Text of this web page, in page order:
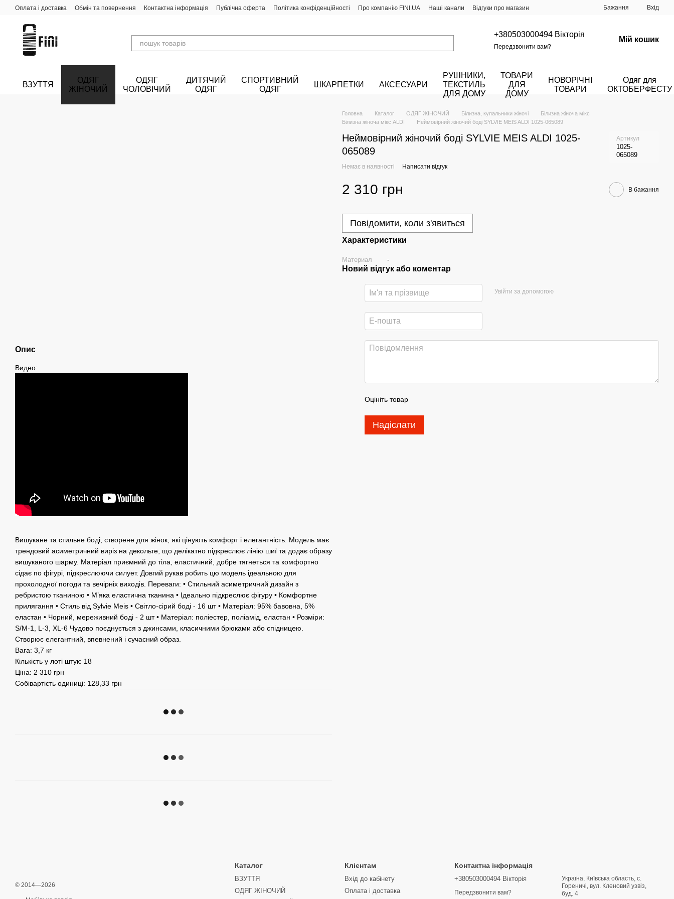
Перейти до основного контенту
Оплата і доставка Обмін та повернення Контактна інформація Публічна оферта Політика конфіденційності Про компанію FINI.UA Наші канали Відгуки про магазин Бажання Вхід
+380503000494 Вікторія
Передзвонити вам?
Мій кошик
ВЗУТТЯ
ОДЯГ
ЖІНОЧИЙ
ОДЯГ
ЧОЛОВІЧИЙ
ДИТЯЧИЙ
ОДЯГ
СПОРТИВНИЙ
ОДЯГ
ШКАРПЕТКИ АКСЕСУАРИ
РУШНИКИ,
ТЕКСТИЛЬ
ДЛЯ ДОМУ
ТОВАРИ
ДЛЯ
ДОМУ
НОВОРІЧНІ
ТОВАРИ
Одяг для
ОКТОБЕРФЕСТУ
Опис
Видео:
Вишукане та стильне боді, створене для жінок, які цінують комфорт і елегантність. Модель має
трендовий асиметричний виріз на декольте, що делікатно підкреслює лінію шиї та додає образу
вишуканого шарму. Матеріал приємний до тіла, еластичний, добре тягнеться та комфортно
сідає по фігурі, підкреслюючи силует. Довгий рукав робить цю модель ідеальною для
прохолодної погоди та вечірніх виходів. Переваги: • Стильний асиметричний дизайн з
ребристою тканиною • М’яка еластична тканина • Ідеально підкреслює фігуру • Комфортне
прилягання • Стиль від Sylvie Meis • Cвітло-сірий боді - 16 шт • Матеріал: 95% бавовна, 5%
еластан • Чорний, мереживний боді - 2 шт • Матеріал: поліестер, поліамід, еластан • Розміри:
S/М-1, L-3, XL-6 Чудово поєднується з джинсами, класичними брюками або спідницею.
Створює елегантний, впевнений і сучасний образ.
Вага: 3,7 кг
Кількість у лоті штук: 18
Ціна: 2 310 грн
Собівартість одиниці: 128,33 грн
Головна Каталог ОДЯГ ЖІНОЧИЙ Білизна, купальники жіночі
Білизна жіноча мікс
Білизна жіноча мікс ALDI
Неймовірний жіночий боді SYLVIE MEIS ALDI 1025-065089
Неймовірний жіночий боді SYLVIE MEIS ALDI 1025-
065089
Артикул
1025-
065089
Немає в наявності Написати відгук
2 310 грн В бажання
Повідомити, коли з'явиться
Характеристики
Материал -
Новий відгук або коментар
Увійти за допомогою
Оцініть товар
Надіслати
© 2014—2026
Каталог
ВЗУТТЯ
ОДЯГ ЖІНОЧИЙ
Клієнтам
Вхід до кабінету
Оплата і доставка
Контактна інформація
+380503000494 Вікторія
Передзвонити вам?
Україна, Київська область, с.
Гореничі, вул. Кленовий узвіз,
буд. 4